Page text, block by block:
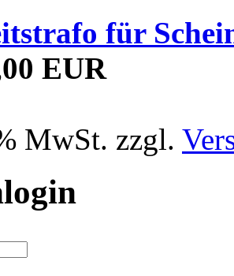
für
EUR
MwSt. zzgl.